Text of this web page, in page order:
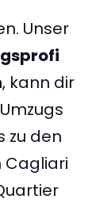
Unser
, kann dir
zu den
Cagliari